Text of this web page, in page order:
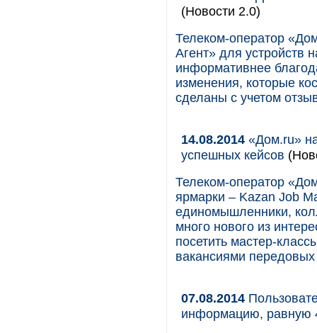
(Новости 2.0)
Телеком-оператор
Агент» для устройств
информативнее
изменения, которые
сделаны с учетом
14.08.2014 «Дом.ru»
успешных кейсов
Телеком-оператор
ярмарки – Kazan Job
единомышленники,
много нового из
посетить мастер-
вакансиями
07.08.2014
информацию,